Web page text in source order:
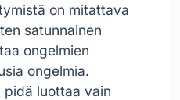
on mitattava
satunnainen
ongelmien
ongelmia.
pidä luottaa vain